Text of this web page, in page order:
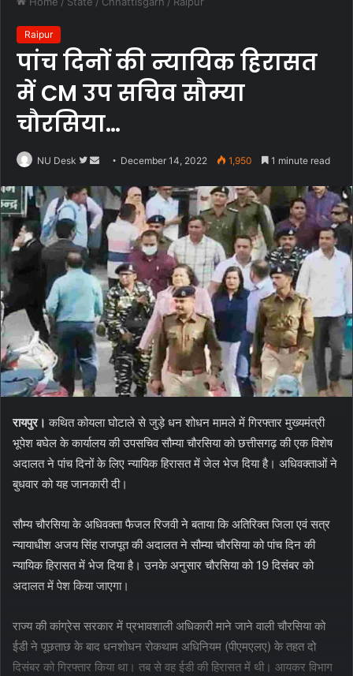
Raipur
पांच दिनों की न्यायिक हिरासत
में CM उप सचिव सौम्या
चौरसिया…
NU Desk
Follow
Twitter
Send
email
December 14, 2022 1,950 1 minute read
रायपुर। कथित कोयला घोटाले से जुड़े धन शोधन मामले में गिरफ्तार मुख्यमंत्री
भूपेश बघेल के कार्यालय की उपसचिव सौम्या चौरसिया को छत्तीसगढ़ की एक विशेष
अदालत ने पांच दिनों के लिए न्यायिक हिरासत में जेल भेज दिया है। अधिवक्ताओं ने
बुधवार को यह जानकारी दी।
सौम्य चौरसिया के अधिवक्ता फैजल रिजवी ने बताया कि अतिरिक्त जिला एवं सत्र
न्यायाधीश अजय सिंह राजपूत की अदालत ने सौम्या चौरसिया को पांच दिन की
न्यायिक हिरासत में भेज दिया है। उनके अनुसार चौरसिया को 19 दिसंबर को
अदालत में पेश किया जाएगा।
राज्य की कांग्रेस सरकार में प्रभावशाली अधिकारी माने जाने वाली चौरसिया को
ईडी ने पूछताछ के बाद धनशोधन रोकथाम अधिनियम (पीएमएलए) के तहत दो
दिसंबर को गिरफ्तार किया था। तब से वह ईडी की हिरासत में थी। आयकर विभाग